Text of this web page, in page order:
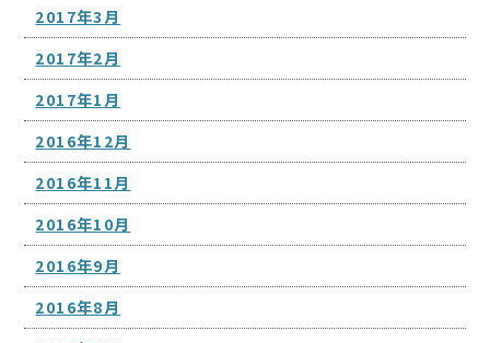
2017年3月
2017年2月
2017年1月
2016年12月
2016年11月
2016年10月
2016年9月
2016年8月